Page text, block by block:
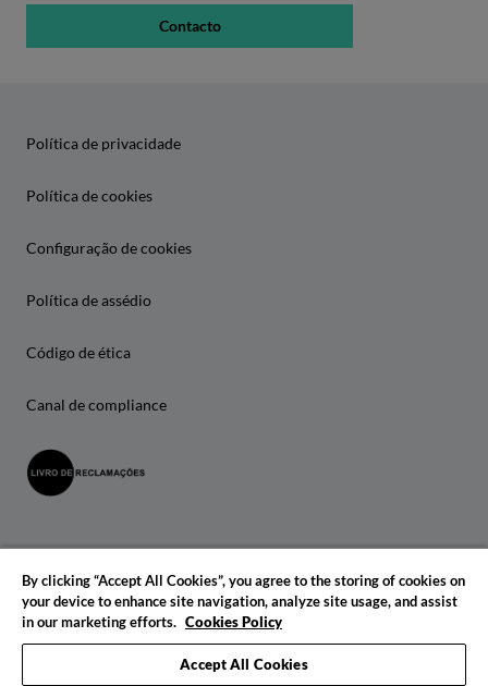
Contacto
Política de privacidade
Política de cookies
Configuração de cookies
Política de assédio
Código de ética
Canal de compliance
© 2026 IADE. Todos os direitos reservados.
By clicking “Accept All Cookies”, you agree to the storing of cookies on
your device to enhance site navigation, analyze site usage, and assist
in our marketing efforts. Cookies Policy
Accept All Cookies